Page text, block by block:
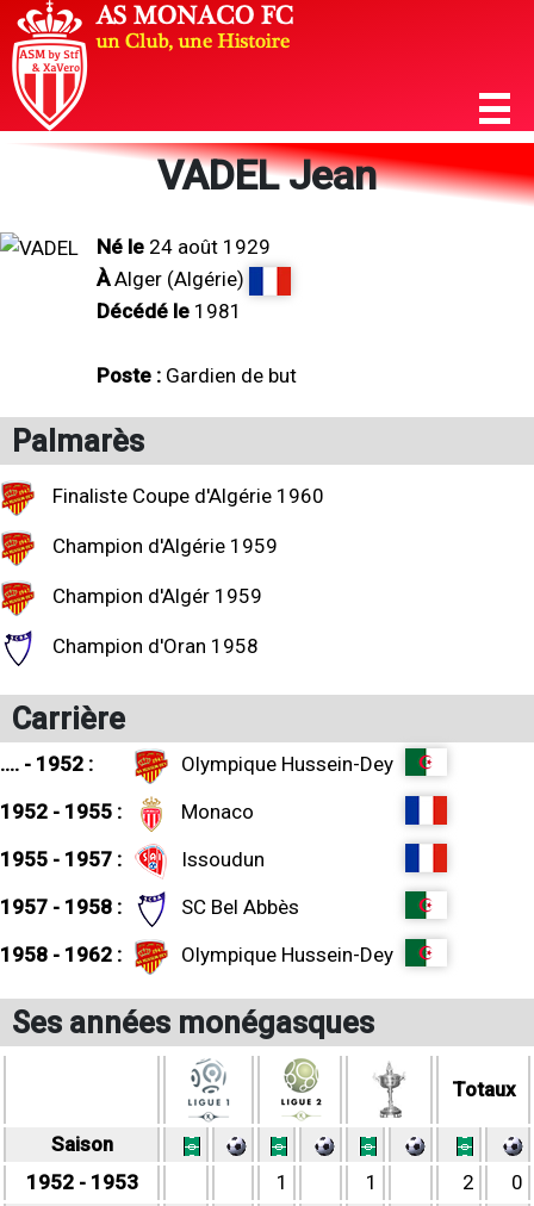
VADEL Jean
Né le 24 août 1929
ÀAlger (Algérie)
Décédé le 1981
Poste : Gardien de but
Palmarès
Finaliste Coupe d'Algérie 1960
Champion d'Algérie 1959
Champion d'Algér 1959
Champion d'Oran 1958
Carrière
.... - 1952 :
Olympique Hussein-Dey
1952 - 1955 :
Monaco
1955 - 1957 :
Issoudun
1957 - 1958 :
SC Bel Abbès
1958 - 1962 :
Olympique Hussein-Dey
Ses années monégasques
Totaux
Saison
1952 - 1953
1 1 2
0